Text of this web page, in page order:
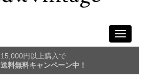
Toggle
15,000円以上購入で
送料無料キャンペーン中！